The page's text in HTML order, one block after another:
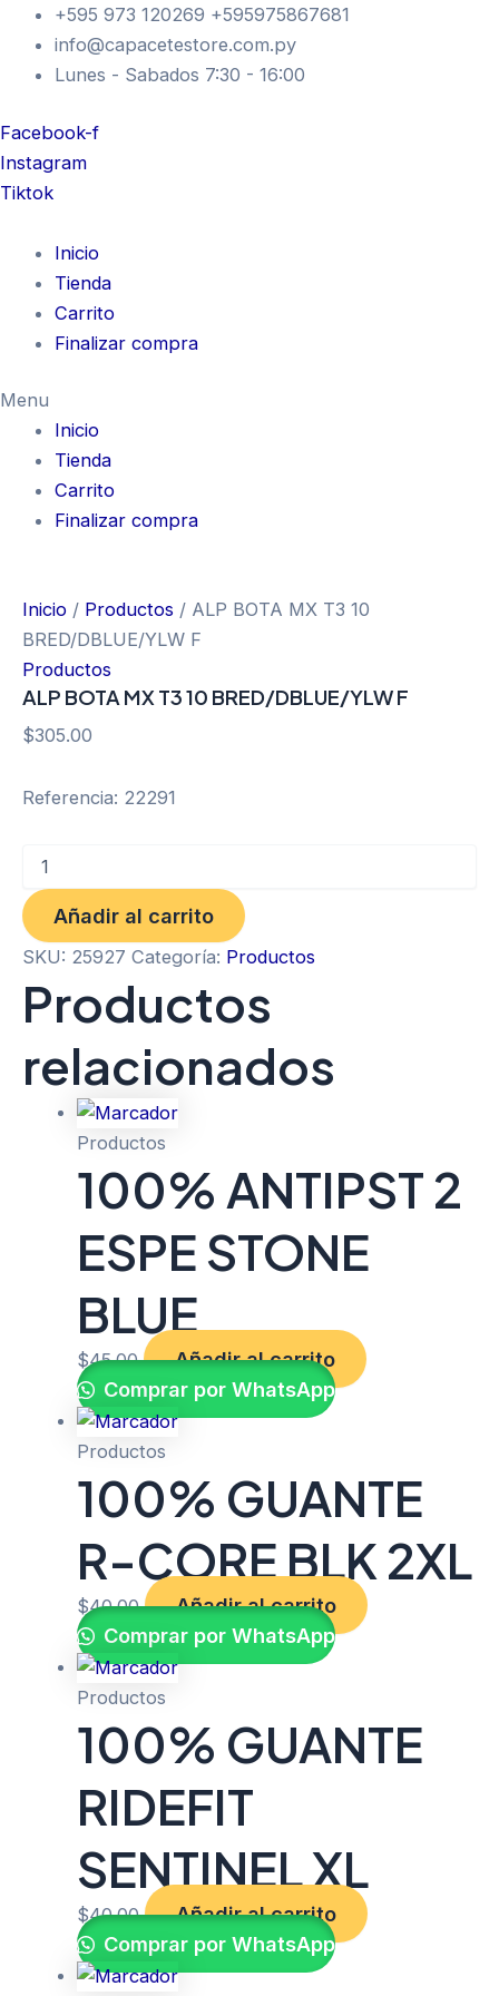
contenido
+595 973 120269 +595975867681
info@capacetestore.com.py
Lunes - Sabados 7:30 - 16:00
Facebook-f
Instagram
Tiktok
Inicio
Tienda
Carrito
Finalizar compra
Menu
Inicio
Tienda
Carrito
Finalizar compra
Inicio / Productos / ALP BOTA MX T3 10
BRED/DBLUE/YLW F
Productos
ALP BOTA MX T3 10 BRED/DBLUE/YLW F
$305.00
Referencia: 22291
ALP
MX
T3
F
cantidad
Añadir al carrito
SKU: 25927 Categoría: Productos
Productos
relacionados
Productos
100% ANTIPST 2
ESPE STONE
BLUE
$45.00
Añadir al carrito
Comprar por WhatsApp
Productos
100% GUANTE
R-CORE BLK 2XL
$40.00
Añadir al carrito
Comprar por WhatsApp
Productos
100% GUANTE
RIDEFIT
SENTINEL XL
$40.00
Añadir al carrito
Comprar por WhatsApp